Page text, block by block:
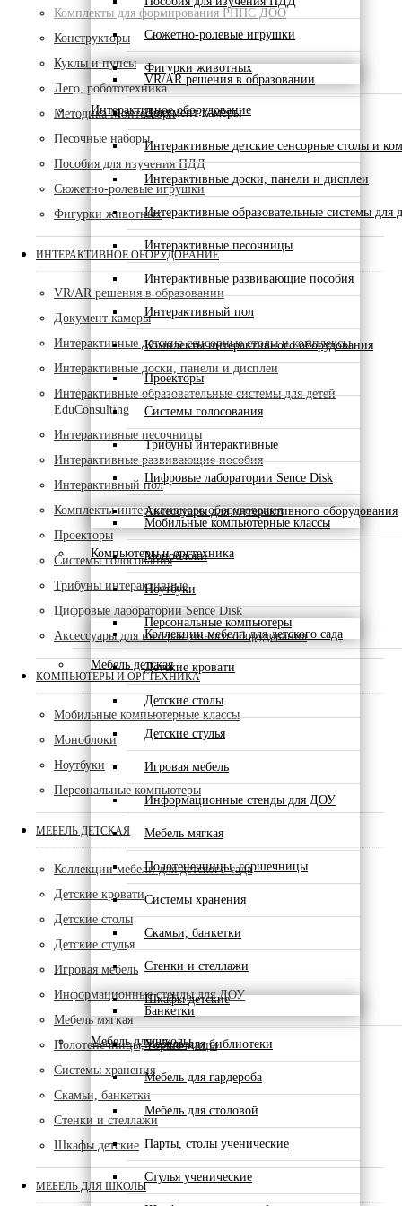
Сюжетно-ролевые игрушки
Фигурки животных
Интерактивное оборудование
VR/AR решения в образовании
Документ камеры
Интерактивные детские сенсорные столы и
Интерактивные доски, панели и дисплеи
Интерактивные образовательные системы для
Интерактивные песочницы
Интерактивные развивающие пособия
Интерактивный пол
Комплекты интерактивного оборудования
Проекторы
Системы голосования
Трибуны интерактивные
Цифровые лаборатории Sence Disk
Аксессуары для интерактивного оборудования
Компьютеры и оргтехника
Мобильные компьютерные классы
Моноблоки
Ноутбуки
Персональные компьютеры
Мебель детская
Коллекции мебели для детского сада
Детские кровати
Детские столы
Детские стулья
Игровая мебель
Информационные стенды для ДОУ
Мебель мягкая
Полотенечницы, горшечницы
Системы хранения
Скамьи, банкетки
Стенки и стеллажи
Шкафы детские
Мебель для школы
Банкетки
Мебель для библиотеки
Мебель для гардероба
Мебель для столовой
Парты, столы ученические
Стулья ученические
Комплекты для формирования РППС ДОО
Конструкторы
Куклы и пупсы
Лего, робототехника
Методика Монтессори
Песочные наборы
Пособия для изучения ПДД
Сюжетно-ролевые игрушки
Фигурки животных
ИНТЕРАКТИВНОЕ ОБОРУДОВАНИЕ
VR/AR решения в образовании
Документ камеры
Интерактивные детские сенсорные столы и комплексы
Интерактивные доски, панели и дисплеи
Интерактивные образовательные системы для детей
EduConsulting
Интерактивные песочницы
Интерактивные развивающие пособия
Интерактивный пол
Комплекты интерактивного оборудования
Проекторы
Системы голосования
Трибуны интерактивные
Цифровые лаборатории Sence Disk
Аксессуары для интерактивного оборудования
КОМПЬЮТЕРЫ И ОРГТЕХНИКА
Мобильные компьютерные классы
Моноблоки
Ноутбуки
Персональные компьютеры
МЕБЕЛЬ ДЕТСКАЯ
Коллекции мебели для детского сада
Детские кровати
Детские столы
Детские стулья
Игровая мебель
Информационные стенды для ДОУ
Мебель мягкая
Полотенечницы, горшечницы
Системы хранения
Скамьи, банкетки
Стенки и стеллажи
Шкафы детские
МЕБЕЛЬ ДЛЯ ШКОЛЫ